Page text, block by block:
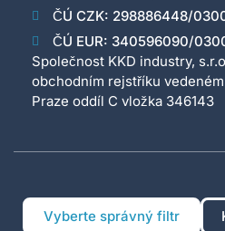
ČÚ CZK: 298886448/
ČÚ EUR: 340596090/
Společnost KKD industry,
obchodním rejstříku
Praze oddíl C vložka 346143
Vyberte správný filtr